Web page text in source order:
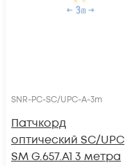
SNR-PC-SC/UPC-A-3m
Патчкорд
оптический SC/UPC
SM G.657.A1 3 метра